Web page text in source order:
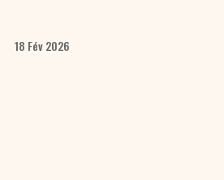
18 Fév 2026